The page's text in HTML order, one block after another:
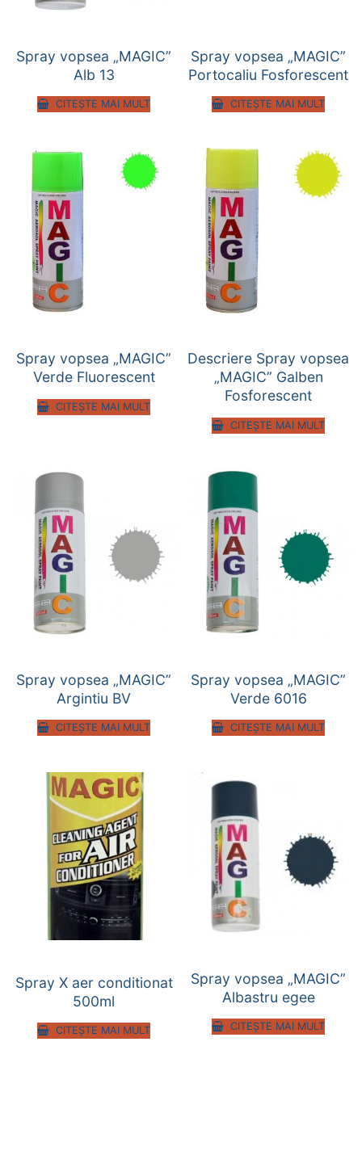
Spray vopsea „MAGIC”
Alb 13
CITEȘTE MAI MULT
Spray vopsea „MAGIC”
Portocaliu Fosforescent
CITEȘTE MAI MULT
Spray vopsea „MAGIC”
Verde Fluorescent
CITEȘTE MAI MULT
Descriere Spray vopsea
„MAGIC” Galben
Fosforescent
CITEȘTE MAI MULT
Spray vopsea „MAGIC”
Argintiu BV
CITEȘTE MAI MULT
Spray vopsea „MAGIC”
Verde 6016
CITEȘTE MAI MULT
Spray X aer conditionat
500ml
CITEȘTE MAI MULT
Spray vopsea „MAGIC”
Albastru egee
CITEȘTE MAI MULT